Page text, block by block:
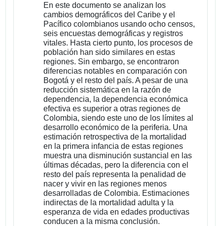
En este documento se analizan los
cambios demográficos del Caribe y el
Pacífico colombianos usando ocho censos,
seis encuestas demográficas y registros
vitales. Hasta cierto punto, los procesos de
población han sido similares en estas
regiones. Sin embargo, se encontraron
diferencias notables en comparación con
Bogotá y el resto del país. A pesar de una
reducción sistemática en la razón de
dependencia, la dependencia económica
efectiva es superior a otras regiones de
Colombia, siendo este uno de los límites al
desarrollo económico de la periferia. Una
estimación retrospectiva de la mortalidad
en la primera infancia de estas regiones
muestra una disminución sustancial en las
últimas décadas, pero la diferencia con el
resto del país representa la penalidad de
nacer y vivir en las regiones menos
desarrolladas de Colombia. Estimaciones
indirectas de la mortalidad adulta y la
esperanza de vida en edades productivas
conducen a la misma conclusión.